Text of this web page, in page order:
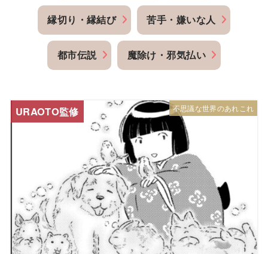
縁切り・縁結び 苦手・嫌いな人
都市伝説 魔除け・邪気払い
不思議な世界のあれこれ